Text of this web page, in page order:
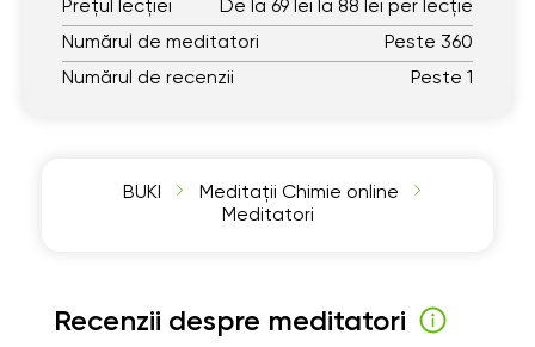
Prețul lecției
De la 69 lei la 88 lei per lecție
Numărul de meditatori
Peste 360
Numărul de recenzii
Peste 1
BUKI
Meditații Chimie online
Meditatori
Recenzii despre meditatori